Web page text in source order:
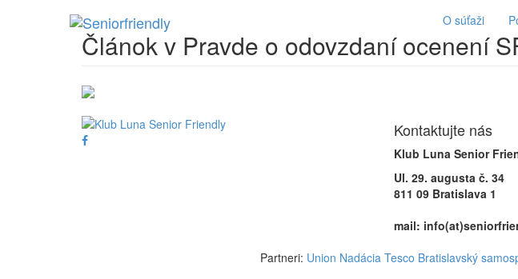
O súťaži
Článok v Pravde o odovzdaní ocenení
Kontaktujte nás
Klub Luna Senior
Ul. 29. augusta č. 34
811 09 Bratislava 1
mail:
Partneri: Union Nadácia Tesco Bratislavský